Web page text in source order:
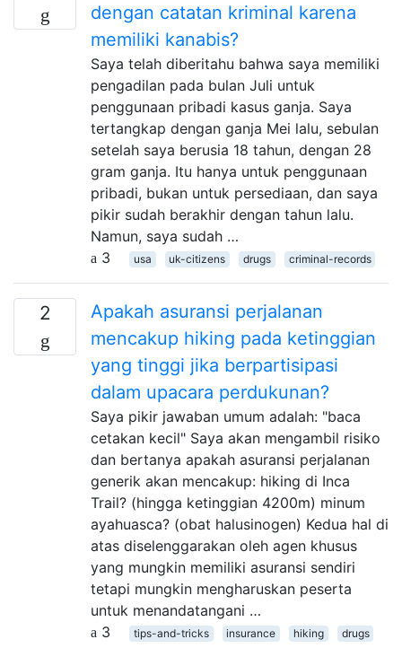
dengan catatan kriminal karena
memiliki kanabis?
Saya telah diberitahu bahwa saya memiliki
pengadilan pada bulan Juli untuk
penggunaan pribadi kasus ganja. Saya
tertangkap dengan ganja Mei lalu, sebulan
setelah saya berusia 18 tahun, dengan 28
gram ganja. Itu hanya untuk penggunaan
pribadi, bukan untuk persediaan, dan saya
pikir sudah berakhir dengan tahun lalu.
Namun, saya sudah …
3
usa uk-citizens drugs criminal-records
2
Apakah asuransi perjalanan
mencakup hiking pada ketinggian
yang tinggi jika berpartisipasi
dalam upacara perdukunan?
Saya pikir jawaban umum adalah: "baca
cetakan kecil" Saya akan mengambil risiko
dan bertanya apakah asuransi perjalanan
generik akan mencakup: hiking di Inca
Trail? (hingga ketinggian 4200m) minum
ayahuasca? (obat halusinogen) Kedua hal di
atas diselenggarakan oleh agen khusus
yang mungkin memiliki asuransi sendiri
tetapi mungkin mengharuskan peserta
untuk menandatangani …
3
tips-and-tricks insurance hiking drugs